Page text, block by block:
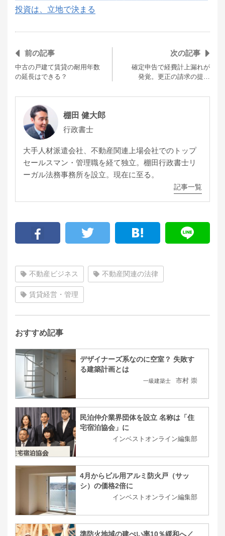
投資は、立地で決まる
前の記事
中古の戸建て賃貸の耐用年数
の延長はできる？
次の記事
確定申告で経費計上漏れが
発覚。更正の請求の提…
棚田 健大郎
行政書士
大手人材派遣会社、不動産関連上場会社でのトップ
セールスマン・管理職を経て独立。棚田行政書士リ
ーガル法務事務所を設立。現在に至る。
記事一覧
不動産ビジネス 不動産関連の法律
賃貸経営・管理
おすすめ記事
デザイナーズ系なのに空室？ 失敗す
る建築計画とは
一級建築士 市村 崇
民泊仲介業界団体を設立 名称は「住
宅宿泊協会」に
インベストオンライン編集部
4月からビル用アルミ防火戸（サッ
シ）の価格2倍に
インベストオンライン編集部
準防火地域の建ぺい率10％緩和へ／